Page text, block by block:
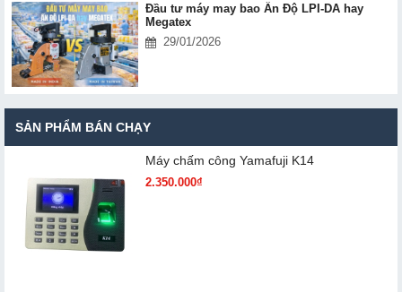
Đầu tư máy may bao Ấn Độ LPI-DA hay
Megatex
29/01/2026
SẢN PHẨM BÁN CHẠY
Máy chấm cô​ng Yamafuji K14
2.350.000₫